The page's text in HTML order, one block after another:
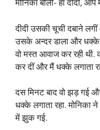
दीदी उसकी चूची दबाने
उसके अन्दर डाला और धक्के
वो मस्त आवाज कर रही
कर दीं और मैं धक्के लगाता
दस मिनट बाद वो झड़ गई
धक्के लगाता रहा. मोनिका
में झुक गई.